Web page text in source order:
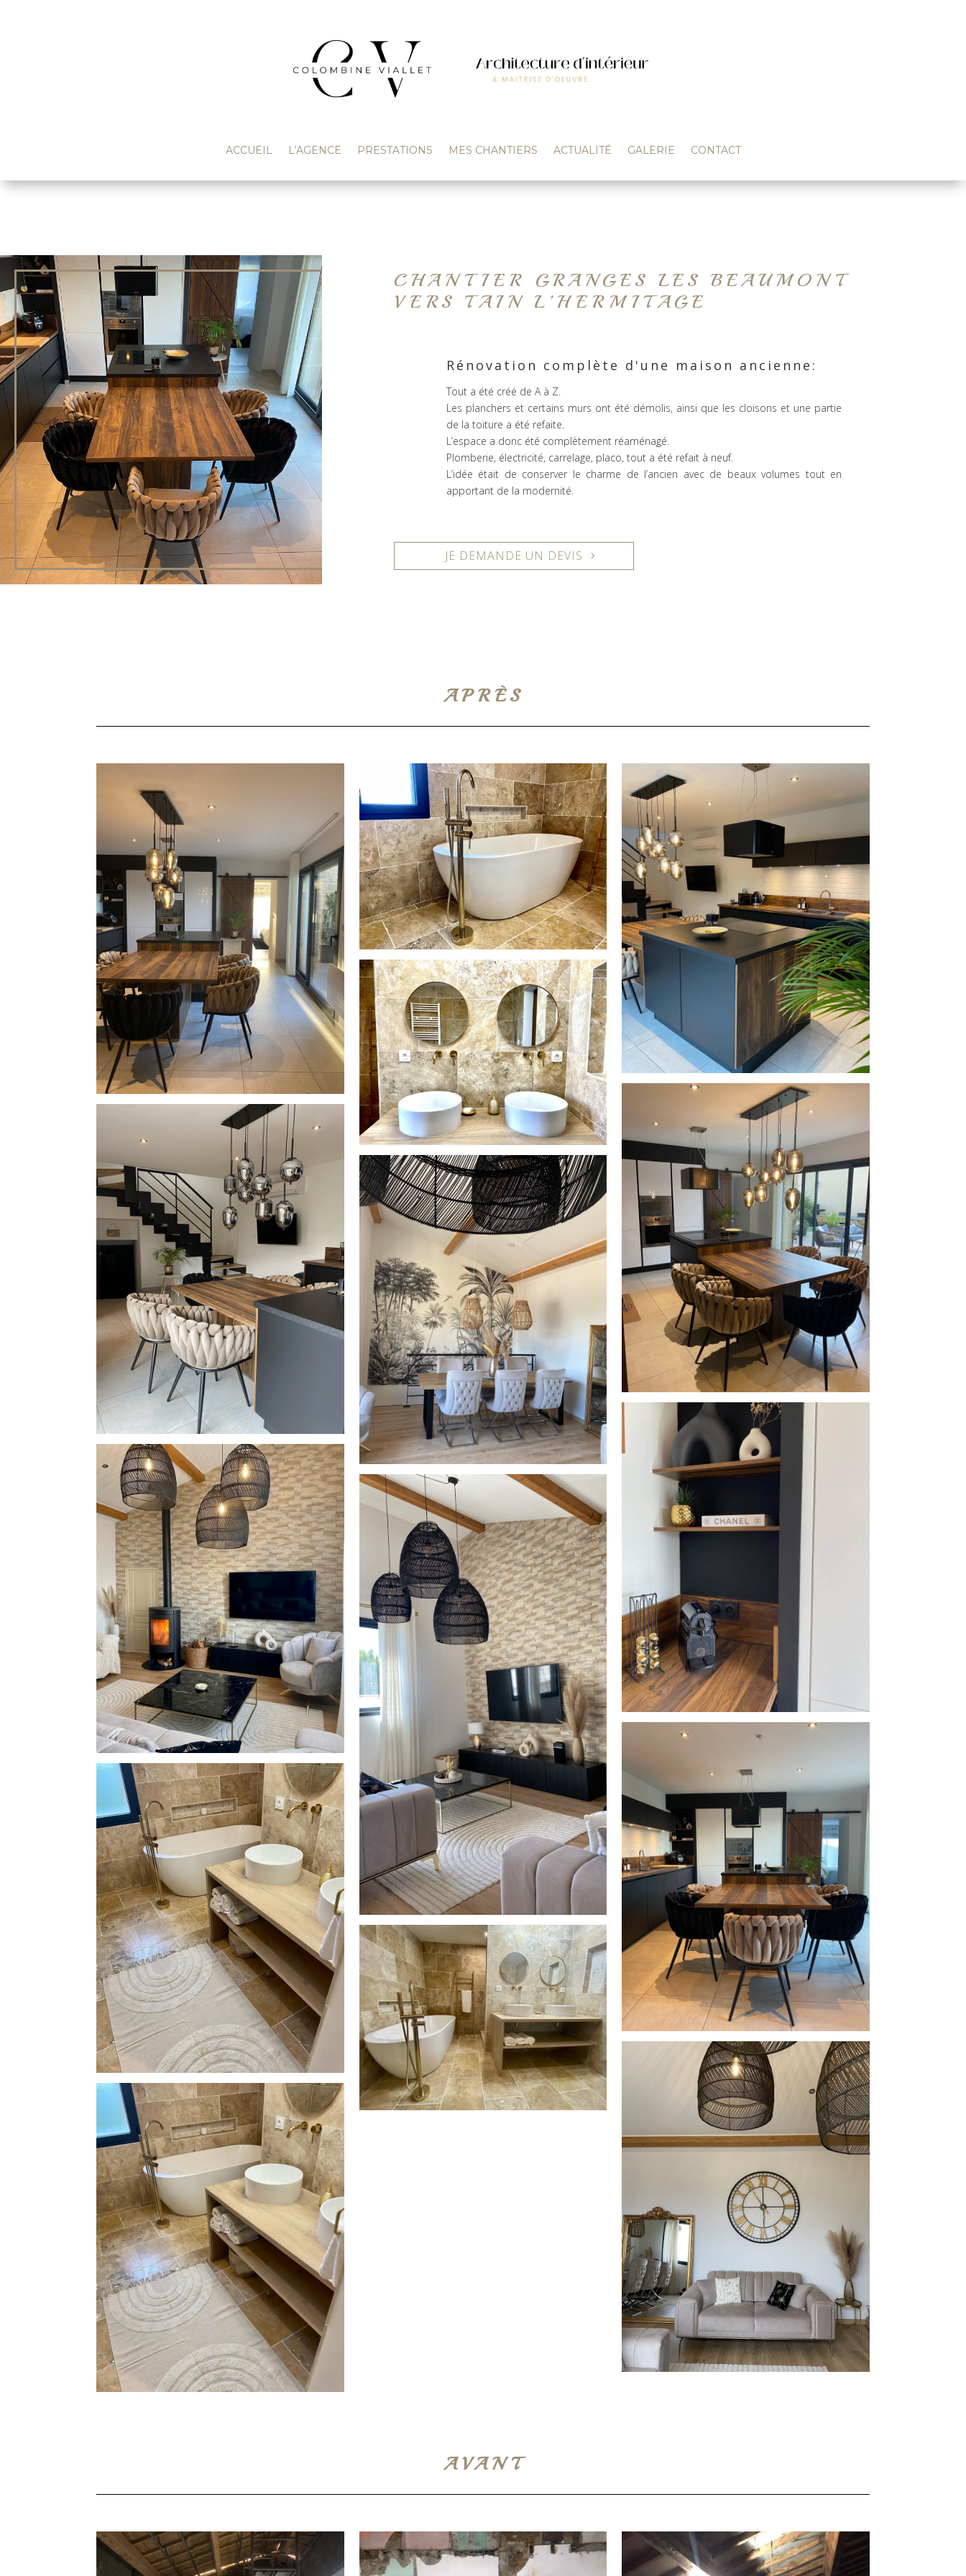
ACCUEIL L’AGENCE PRESTATIONS MES CHANTIERS ACTUALITÉ GALERIE CONTACT
CHANTIER GRANGES LES BEAUMONT
VERS TAIN L’HERMITAGE
Rénovation complète d'une maison ancienne:
Tout a été créé de A à Z.
Les planchers et certains murs ont été démolis, ainsi que les cloisons et une partie
de la toiture a été refaite.
L’espace a donc été complètement réaménagé.
Plomberie, électricité, carrelage, placo, tout a été refait à neuf.
L’idée était de conserver le charme de l’ancien avec de beaux volumes tout en
apportant de la modernité.
JE DEMANDE UN DEVIS
APRÈS
AVANT